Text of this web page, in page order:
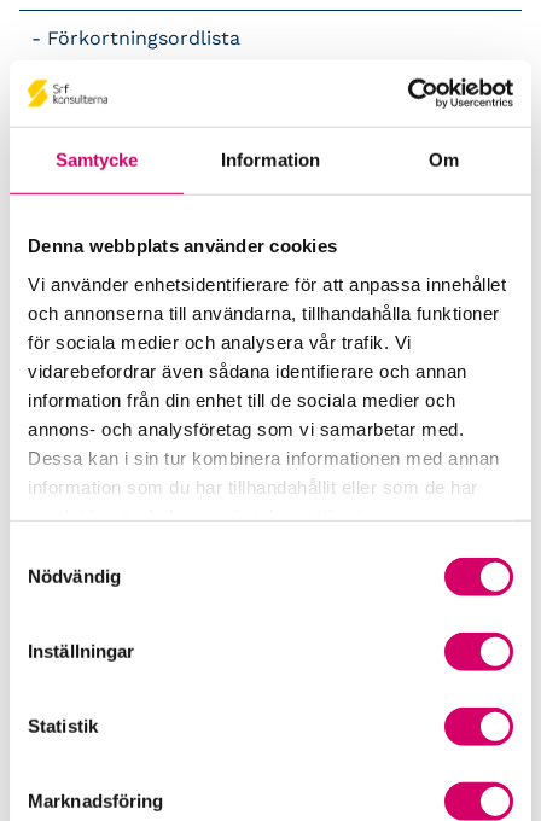
Samtycke Information Om
Denna webbplats använder cookies
Vi använder enhetsidentifierare för att anpassa innehållet
och annonserna till användarna, tillhandahålla funktioner
för sociala medier och analysera vår trafik. Vi
vidarebefordrar även sådana identifierare och annan
information från din enhet till de sociala medier och
annons- och analysföretag som vi samarbetar med.
Dessa kan i sin tur kombinera informationen med annan
information som du har tillhandahållit eller som de har
Nödvändig
Inställningar
Statistik
Marknadsföring
Förkortningsordlista
Kommunikationsstöd – Snacka lön
LAP – Svensk Löneartsplan
Srf Uttalanden och vägledningar
Viktiga dagar till din kalender
Kalendarium
Viktiga branschfrågor
Medlemsrabatter från våra Srf Partners
Validera lönekurser – för utbildningsleverantörer